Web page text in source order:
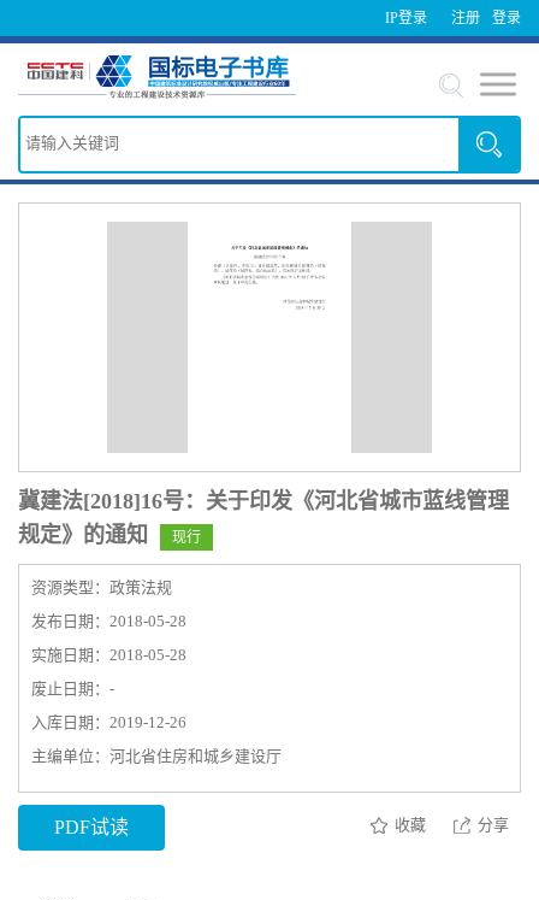
IP登录 登录
注册
冀建法[2018]16号：关于印发《河北省城市蓝线管理
规定》的通知
现行
资源类型：政策法规
发布日期：2018-05-28
实施日期：2018-05-28
废止日期：-
入库日期：2019-12-26
主编单位：河北省住房和城乡建设厅
PDF试读 收藏 分享